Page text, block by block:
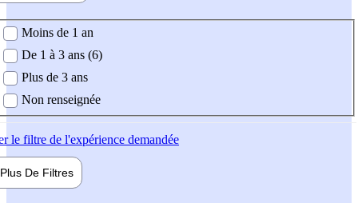
demandée
Moins de 1 an
De 1 à 3 ans (6)
Plus de 3 ans
Non renseignée
le filtre de l'expérience demandée
Plus De Filtres